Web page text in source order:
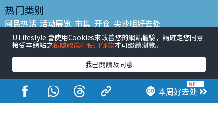
本周好去处
热门类别
网民热话 活动展览 市集 开仓 尖沙咀好去处
铜锣湾好去处 元朗好去处 荃湾好去处 旺角好去处 社会
餐厅情报 户外郊游
热门标签
#UGO揾好去处 #人气活动推介 #美食社群热话
#亲子玩乐好去处
#ULifestyle应用程式
#限时抢
#UJetso礼物放送
#ULifestyle商户中心 #著数 #网络热话
U Lifestyle 會使用Cookies來改善您的網站體驗，請確定您同意
接受本網站之私隱政策和使用條款才可繼續瀏覽。
我已閱讀及同意